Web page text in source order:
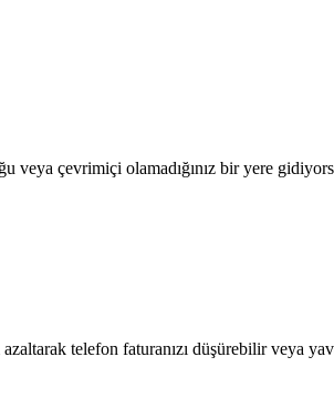
çevrimiçi olamadığınız bir yere
telefon faturanızı düşürebilir veya